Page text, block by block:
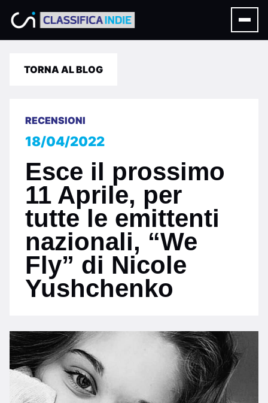
TORNA AL BLOG
RECENSIONI
18/04/2022
Esce il prossimo
11 Aprile, per
tutte le emittenti
nazionali, “We
Fly” di Nicole
Yushchenko